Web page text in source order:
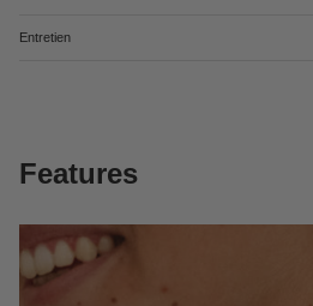
Entretien
Features